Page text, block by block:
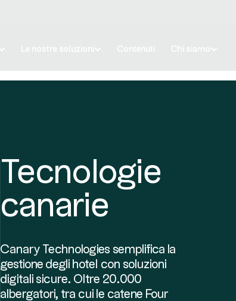
Tecnologie
canarie
Canary Technologies semplifica la
gestione degli hotel con soluzioni
digitali sicure. Oltre 20.000
albergatori, tra cui le catene Four